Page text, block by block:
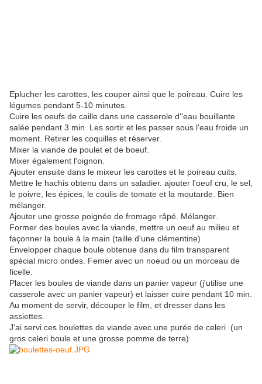
Eplucher les carottes, les couper ainsi que le poireau. Cuire les
légumes pendant 5-10 minutes.
Cuire les oeufs de caille dans une casserole d''eau bouillante
salée pendant 3 min. Les sortir et les passer sous l'eau froide un
moment. Retirer les coquilles et réserver.
Mixer la viande de poulet et de boeuf.
Mixer également l'oignon.
Ajouter ensuite dans le mixeur les carottes et le poireau cuits.
Mettre le hachis obtenu dans un saladier. ajouter l'oeuf cru, le sel,
le poivre, les épices, le coulis de tomate et la moutarde. Bien
mélanger.
Ajouter une grosse poignée de fromage râpé. Mélanger.
Former des boules avec la viande, mettre un oeuf au milieu et
façonner la boule à la main (taille d'une clémentine)
Envelopper chaque boule obtenue dans du film transparent
spécial micro ondes. Femer avec un noeud ou un morceau de
ficelle.
Placer les boules de viande dans un panier vapeur (j'utilise une
casserole avec un panier vapeur) et laisser cuire pendant 10 min.
Au moment de servir, découper le film, et dresser dans les
assiettes.
J'ai servi ces boulettes de viande avec une purée de celeri (un
gros celeri boule et une grosse pomme de terre)